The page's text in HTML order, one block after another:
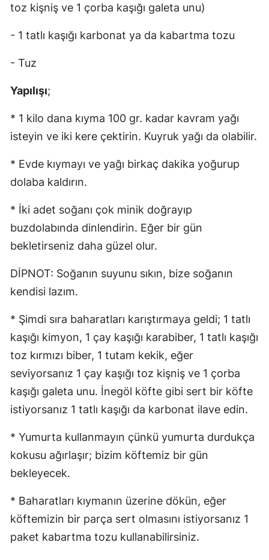
toz kişniş ve 1 çorba kaşığı galeta unu)
- 1 tatlı kaşığı karbonat ya da kabartma tozu
- Tuz
Yapılışı;
* 1 kilo dana kıyma 100 gr. kadar kavram yağı
isteyin ve iki kere çektirin. Kuyruk yağı da olabilir.
* Evde kıymayı ve yağı birkaç dakika yoğurup
dolaba kaldırın.
* İki adet soğanı çok minik doğrayıp
buzdolabında dinlendirin. Eğer bir gün
bekletirseniz daha güzel olur.
DİPNOT: Soğanın suyunu sıkın, bize soğanın
kendisi lazım.
* Şimdi sıra baharatları karıştırmaya geldi; 1 tatlı
kaşığı kimyon, 1 çay kaşığı karabiber, 1 tatlı kaşığı
toz kırmızı biber, 1 tutam kekik, eğer
seviyorsanız 1 çay kaşığı toz kişniş ve 1 çorba
kaşığı galeta unu. İnegöl köfte gibi sert bir köfte
istiyorsanız 1 tatlı kaşığı da karbonat ilave edin.
* Yumurta kullanmayın çünkü yumurta durdukça
kokusu ağırlaşır; bizim köftemiz bir gün
bekleyecek.
* Baharatları kıymanın üzerine dökün, eğer
köftemizin bir parça sert olmasını istiyorsanız 1
paket kabartma tozu kullanabilirsiniz.